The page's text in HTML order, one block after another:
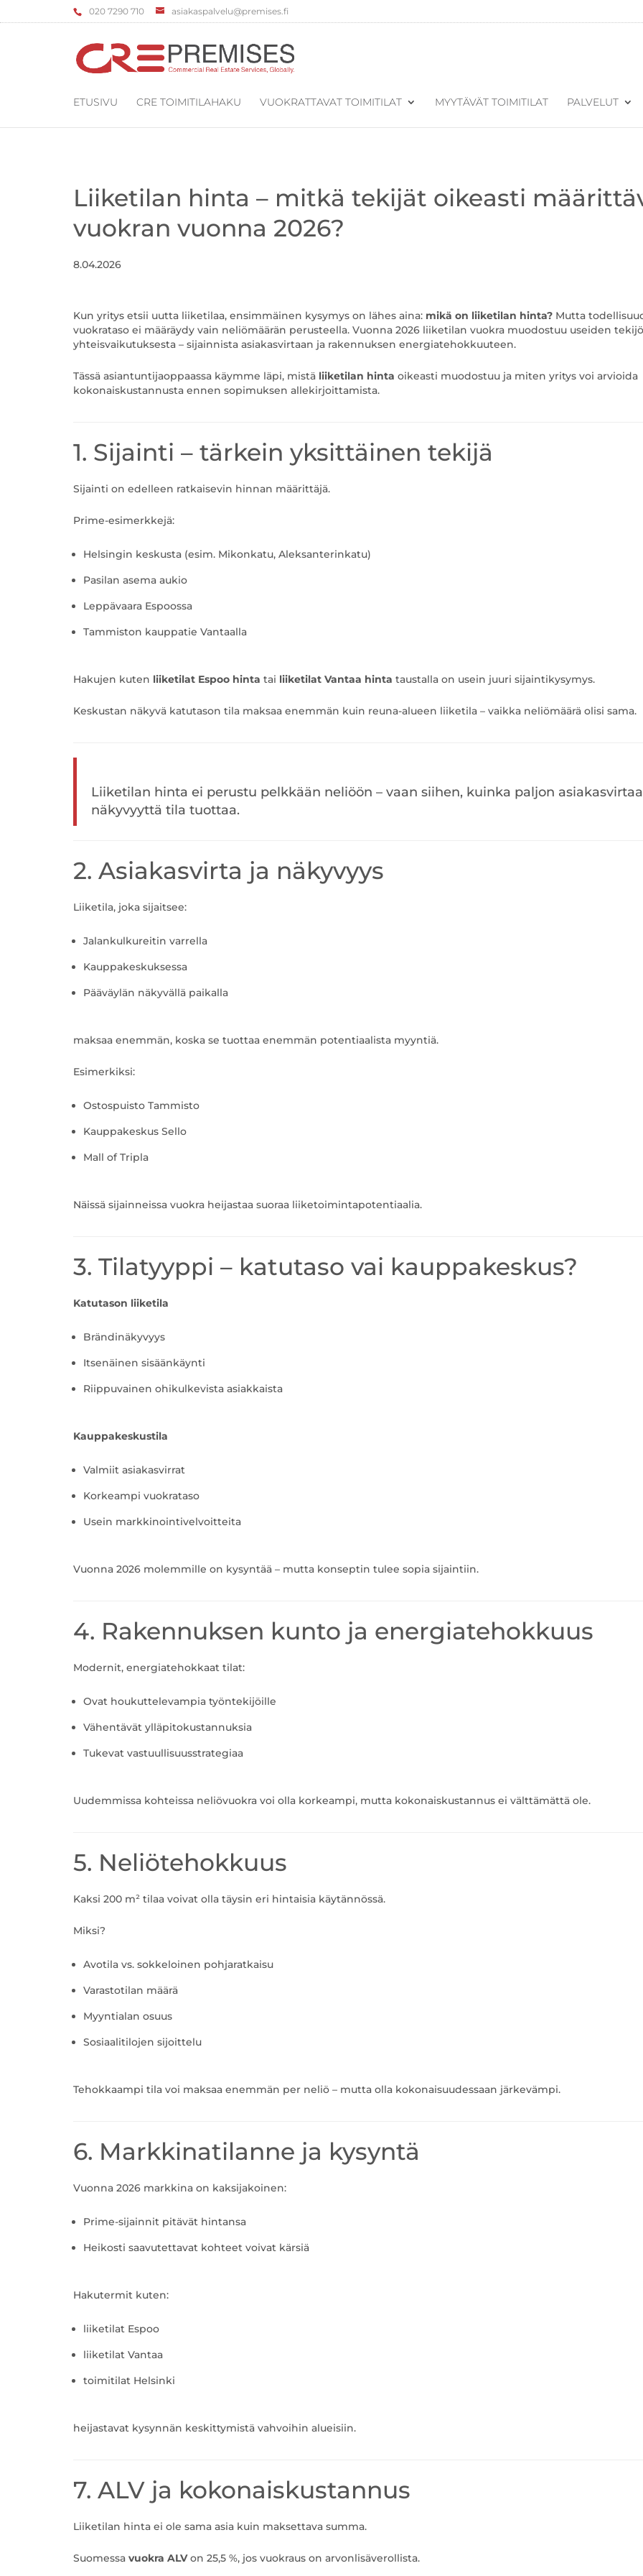
‌020 7290 710 asiakaspalvelu@premises.fi
ETUSIVU CRE TOIMITILAHAKU VUOKRATTAVAT TOIMITILAT MYYTÄVÄT TOIMITILAT PALVELUT
Liiketilan hinta – mitkä tekijät oikeasti
vuokran vuonna 2026?
8.04.2026
Kun yritys etsii uutta liiketilaa, ensimmäinen kysymys on lähes aina: mikä on liiketilan hinta? Mutta
vuokrataso ei määräydy vain neliömäärän perusteella. Vuonna 2026 liiketilan vuokra muodostuu useiden
yhteisvaikutuksesta – sijainnista asiakasvirtaan ja rakennuksen energiatehokkuuteen.
Tässä asiantuntijaoppaassa käymme läpi, mistä liiketilan hinta oikeasti muodostuu ja miten yritys voi arvioida
kokonaiskustannusta ennen sopimuksen allekirjoittamista.
1. Sijainti – tärkein yksittäinen tekijä
Sijainti on edelleen ratkaisevin hinnan määrittäjä.
Prime-esimerkkejä:
Helsingin keskusta (esim. Mikonkatu, Aleksanterinkatu)
Pasilan asema aukio
Leppävaara Espoossa
Tammiston kauppatie Vantaalla
Hakujen kuten liiketilat Espoo hinta tai liiketilat Vantaa hinta taustalla on usein juuri sijaintikysymys.
Keskustan näkyvä katutason tila maksaa enemmän kuin reuna-alueen liiketila – vaikka neliömäärä olisi sama.
Liiketilan hinta ei perustu pelkkään neliöön – vaan siihen, kuinka paljon
näkyvyyttä tila tuottaa.
2. Asiakasvirta ja näkyvyys
Liiketila, joka sijaitsee:
Jalankulkureitin varrella
Kauppakeskuksessa
Pääväylän näkyvällä paikalla
maksaa enemmän, koska se tuottaa enemmän potentiaalista myyntiä.
Esimerkiksi:
Ostospuisto Tammisto
Kauppakeskus Sello
Mall of Tripla
Näissä sijainneissa vuokra heijastaa suoraa liiketoimintapotentiaalia.
3. Tilatyyppi – katutaso vai kauppakeskus?
Katutason liiketila
Brändinäkyvyys
Itsenäinen sisäänkäynti
Riippuvainen ohikulkevista asiakkaista
Kauppakeskustila
Valmiit asiakasvirrat
Korkeampi vuokrataso
Usein markkinointivelvoitteita
Vuonna 2026 molemmille on kysyntää – mutta konseptin tulee sopia sijaintiin.
4. Rakennuksen kunto ja energiatehokkuus
Modernit, energiatehokkaat tilat:
Ovat houkuttelevampia työntekijöille
Vähentävät ylläpitokustannuksia
Tukevat vastuullisuusstrategiaa
Uudemmissa kohteissa neliövuokra voi olla korkeampi, mutta kokonaiskustannus ei välttämättä ole.
5. Neliötehokkuus
Kaksi 200 m² tilaa voivat olla täysin eri hintaisia käytännössä.
Miksi?
Avotila vs. sokkeloinen pohjaratkaisu
Varastotilan määrä
Myyntialan osuus
Sosiaalitilojen sijoittelu
Tehokkaampi tila voi maksaa enemmän per neliö – mutta olla kokonaisuudessaan järkevämpi.
6. Markkinatilanne ja kysyntä
Vuonna 2026 markkina on kaksijakoinen:
Prime-sijainnit pitävät hintansa
Heikosti saavutettavat kohteet voivat kärsiä
Hakutermit kuten:
liiketilat Espoo
liiketilat Vantaa
toimitilat Helsinki
heijastavat kysynnän keskittymistä vahvoihin alueisiin.
7. ALV ja kokonaiskustannus
Liiketilan hinta ei ole sama asia kuin maksettava summa.
Suomessa vuokra ALVon 25,5 %, jos vuokraus on arvonlisäverollista.